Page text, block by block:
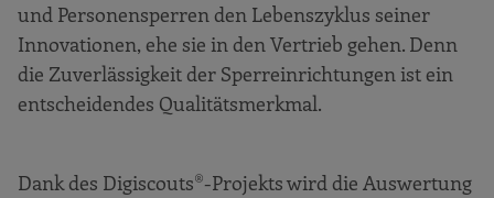
und Personensperren den Lebenszyklus seiner
Innovationen, ehe sie in den Vertrieb gehen. Denn
die Zuverlässigkeit der Sperreinrichtungen ist ein
entscheidendes Qualitätsmerkmal.
Dank des Digiscouts®-Projekts wird die Auswertung